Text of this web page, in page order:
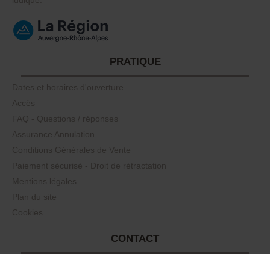
PRATIQUE
Dates et horaires d'ouverture
Accès
FAQ - Questions / réponses
Assurance Annulation
Conditions Générales de Vente
Paiement sécurisé - Droit de rétractation
Mentions légales
Plan du site
Cookies
CONTACT